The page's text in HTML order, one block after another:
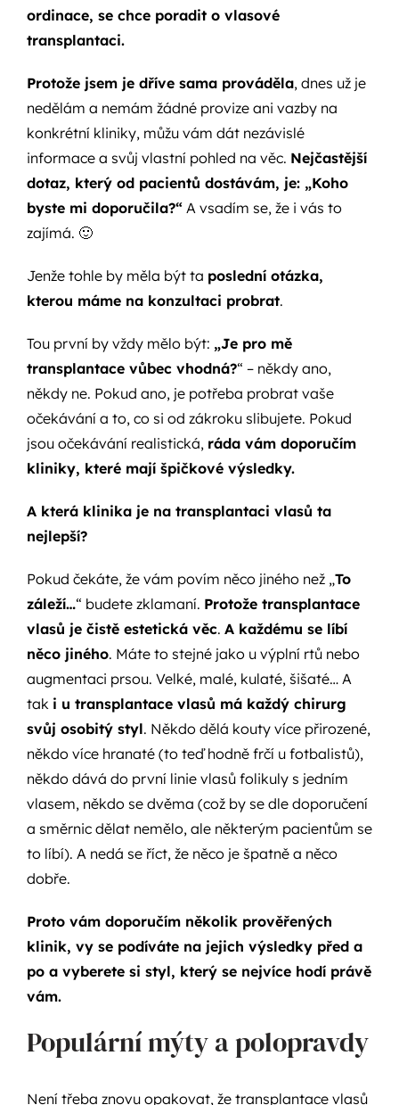
ordinace, se chce poradit o vlasové
transplantaci.
Protože jsem je dříve sama prováděla, dnes už je
nedělám a nemám žádné provize ani vazby na
konkrétní kliniky, můžu vám dát nezávislé
informace a svůj vlastní pohled na věc. Nejčastější
dotaz, který od pacientů dostávám, je: „Koho
byste mi doporučila?“A vsadím se, že i vás to
zajímá. 🙂
Jenže tohle by měla být ta poslední otázka,
kterou máme na konzultaci probrat.
Tou první by vždy mělo být: „Je pro mě
transplantace vůbec vhodná?“ – někdy ano,
někdy ne. Pokud ano, je potřeba probrat vaše
očekávání a to, co si od zákroku slibujete. Pokud
jsou očekávání realistická, ráda vám doporučím
kliniky, které mají špičkové výsledky.
A která klinika je na transplantaci vlasů ta
nejlepší?
Pokud čekáte, že vám povím něco jiného než „To
záleží…“ budete zklamaní. Protože transplantace
vlasů je čistě estetická věc. A každému se líbí
něco jiného. Máte to stejné jako u výplní rtů nebo
augmentaci prsou. Velké, malé, kulaté, šišaté… A
tak i u transplantace vlasů má každý chirurg
svůj osobitý styl. Někdo dělá kouty více přirozené,
někdo více hranaté (to teď hodně frčí u fotbalistů),
někdo dává do první linie vlasů folikuly s jedním
vlasem, někdo se dvěma (což by se dle doporučení
a směrnic dělat nemělo, ale některým pacientům se
to líbí). A nedá se říct, že něco je špatně a něco
dobře.
Proto vám doporučím několik prověřených
klinik, vy se podíváte na jejich výsledky před a
po a vyberete si styl, který se nejvíce hodí právě
vám.
Populární mýty a polopravdy
Není třeba znovu opakovat, že transplantace vlasů